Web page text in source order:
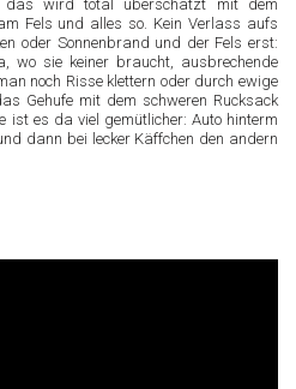
wird total überschätzt mit dem
Fels und alles so. Kein Verlass aufs
oder Sonnenbrand und der Fels erst:
wo sie keiner braucht, ausbrechende
noch Risse klettern oder durch ewige
Gehufe mit dem schweren Rucksack
ist es da viel gemütlicher: Auto hinterm
dann bei lecker Käffchen den andern